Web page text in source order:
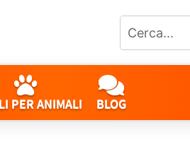
PER ANIMALI BLOG